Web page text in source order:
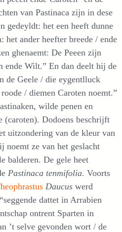
van Pastinaca zijn in dese
gedeyldt: het een heeft dunne
het ander heefter breede / ende
ghenaemt: De Peeen zijn
ende Wilt.” En dan deelt hij de
de Geele / die eygentlluck
/ diemen Caroten noemt.”
wilde penen en
(caroten). Dodoens beschrijft
uitzondering van de kleur van
ze van het geslacht
balderen. De gele heet
Pastinaca tenmifolia. Voorts
Daucus werd
dattet in Arrabien
ontrent Sparten in
’t selve gevonden wort / de